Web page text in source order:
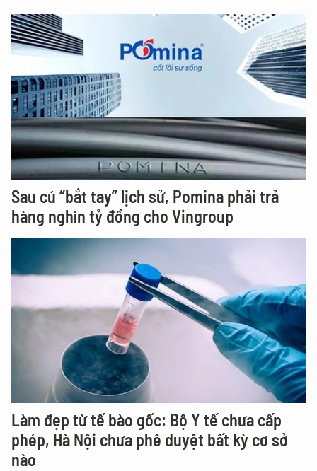
Sau cú “bắt tay” lịch sử, Pomina phải trả
hàng nghìn tỷ đồng cho Vingroup
Làm đẹp từ tế bào gốc: Bộ Y tế chưa cấp
phép, Hà Nội chưa phê duyệt bất kỳ cơ sở
nào